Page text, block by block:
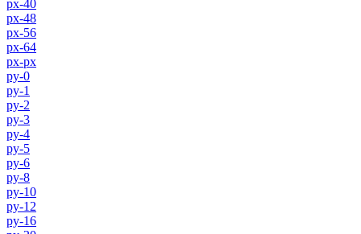
px-40
px-48
px-56
px-64
px-px
py-0
py-1
py-2
py-3
py-4
py-5
py-6
py-8
py-10
py-12
py-16